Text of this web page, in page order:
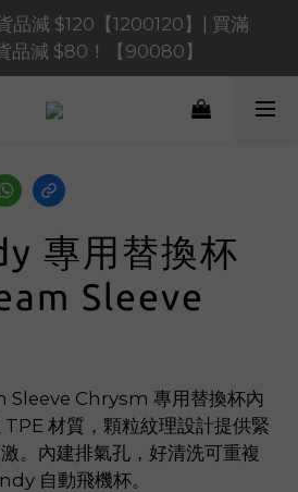
品減 $120【1200120】| 買滿
品減 $80！【90080】
品減 $120【1200120】| 買滿
品減 $80！【90080】
$40【60040】| 買滿 $400 正
品減 $120【1200120】| 買滿
品減 $80！【90080】
專用替換杯
Sleeve
Chrysm 專用替換杯內
材質，顆粒紋理設計提供緊
。內建排氣孔，好清洗可重複
自動飛機杯。